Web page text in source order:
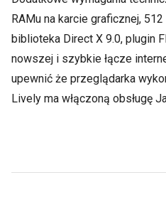
RAMu na karcie graficznej,
biblioteka Direct X 9.0, plugin
nowszej i szybkie łącze
upewnić że przeglądarka
Lively ma włączoną obsługę